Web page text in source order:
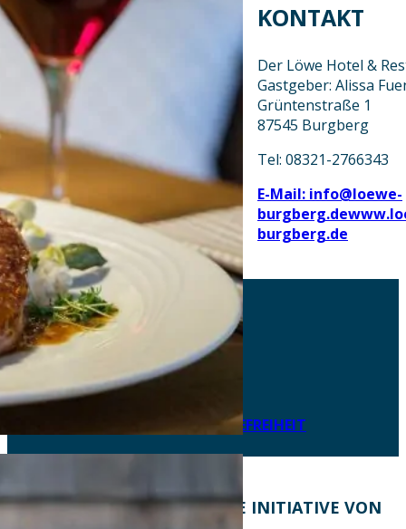
KONTAKT
Der Löwe Hotel &
Gastgeber: Alissa
Grüntenstraße 1
87545 Burgberg
Tel: 08321-2766343
E-Mail: info@loewe-
burgberg.de
burgberg.de
AKTUELLES
DOWNLOADS
DATENSCHUTZ
IMPRESSUM
LEICHTE SPRACHE
ERKLÄRUNG ZUR BARRIEREFREIHEIT
KONTAKT EINE INITIATIVE VON